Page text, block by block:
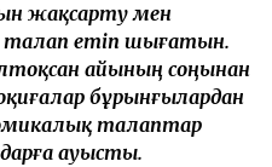
жақсарту мен
талап етіп шығатын.
айының соңынан
бұрынғылардан
талаптар
ауысты.